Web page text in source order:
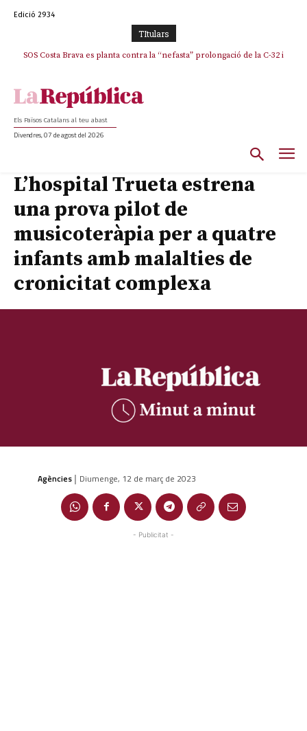
Edició 2934
TItulars
SOS Costa Brava es planta contra la “nefasta” prolongació de la C-32 i
La memòria viva de Josep Sunyol uneix l’esport i la cultura en un emotiu
Els Països Catalans al teu abast
Divendres, 07 de agost del 2026
L’hospital Trueta estrena
una prova pilot de
musicoteràpia per a quatre
infants amb malalties de
cronicitat complexa
Agències | Diumenge, 12 de març de 2023
- Publicitat -